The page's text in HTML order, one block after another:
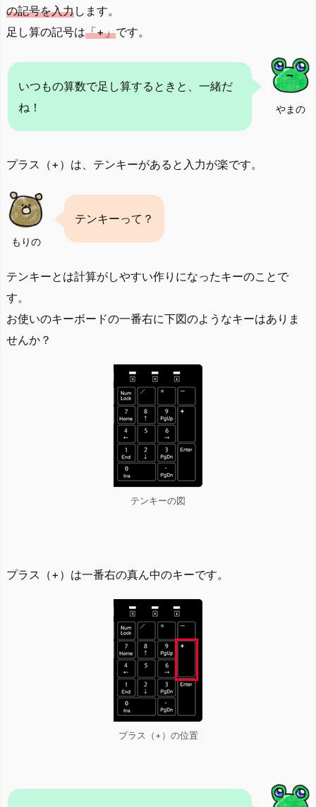
の記号を入力します。
足し算の記号は「+」です。
やまの
いつもの算数で足し算するときと、一緒だ
ね！
プラス（+）は、テンキーがあると入力が楽です。
もりの
テンキーって？
テンキーとは計算がしやすい作りになったキーのことで
す。
お使いのキーボードの一番右に下図のようなキーはありま
せんか？
テンキーの図
プラス（+）は一番右の真ん中のキーです。
プラス（+）の位置